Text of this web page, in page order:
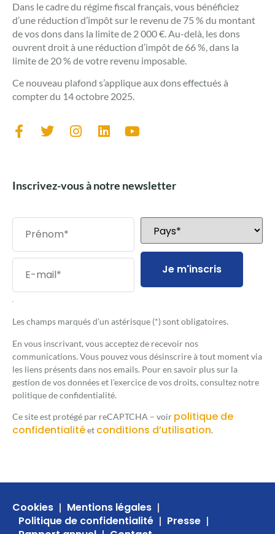
Dans le cadre du régime fiscal français, vous bénéficiez
d’une réduction d’impôt sur le revenu de 75 % du montant
de vos dons dans la limite de 2 000 €. Au-delà, les dons
ouvrent droit à une réduction d’impôt de 66 %, dans la
limite de 20 % de votre revenu imposable.
Ce nouveau plafond s’applique aux dons effectués à
compter du 14 octobre 2025.
Inscrivez-vous à notre newsletter
Je m'inscris
.
Les champs marqués d’un astérisque (*) sont obligatoires.
En vous inscrivant, vous acceptez de recevoir nos
communications. Vous pouvez vous désinscrire à tout moment via
les liens présents dans nos emails. Pour en savoir plus sur la
gestion de vos données et l’exercice de vos droits, consultez notre
politique de confidentialité.
Ce site est protégé par reCAPTCHA – voir politique de
confidentialitéet conditions d’utilisation.
Cookies
Mentions légales
Politique de confidentialité
Presse